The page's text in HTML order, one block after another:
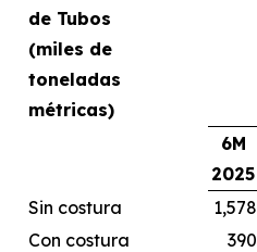
de Tubos
(miles de
toneladas
métricas)
6M
2025
Sin costura
1,578
Con costura
390